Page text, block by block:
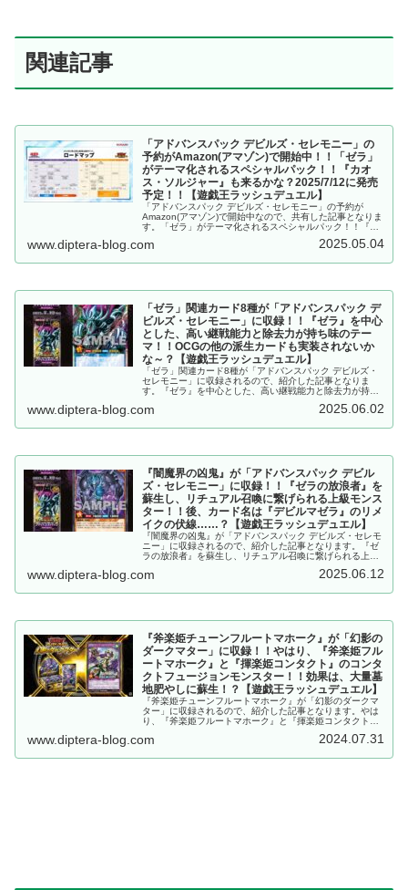
関連記事
「アドバンスパック デビルズ・セレモニー」の
予約がAmazon(アマゾン)で開始中！！「ゼラ」
がテーマ化されるスペシャルパック！！『カオ
ス・ソルジャー』も来るかな？2025/7/12に発売
予定！！【遊戯王ラッシュデュエル】
「アドバンスパック デビルズ・セレモニー」の予約が
Amazon(アマゾン)で開始中なので、共有した記事となりま
す。「ゼラ」がテーマ化されるスペシャルパック！！『カ
定！！【遊戯王ラッシュデュエル】
www.diptera-blog.com 2025.05.04
「ゼラ」関連カード8種が「アドバンスパック デ
ビルズ・セレモニー」に収録！！『ゼラ』を中心
とした、高い継戦能力と除去力が持ち味のテー
マ！！OCGの他の派生カードも実装されないか
な～？【遊戯王ラッシュデュエル】
「ゼラ」関連カード8種が「アドバンスパック デビルズ・
セレモニー」に収録されるので、紹介した記事となりま
す。『ゼラ』を中心とした、高い継戦能力と除去力が持ち
～？【遊戯王ラッシュデュエル】
www.diptera-blog.com 2025.06.02
『闇魔界の凶鬼』が「アドバンスパック デビル
ズ・セレモニー」に収録！！『ゼラの放浪者』を
蘇生し、リチュアル召喚に繋げられる上級モンス
ター！！後、カード名は『デビルマゼラ』のリメ
イクの伏線……？【遊戯王ラッシュデュエル】
『闇魔界の凶鬼』が「アドバンスパック デビルズ・セレモ
ニー」に収録されるので、紹介した記事となります。『ゼ
ラの放浪者』を蘇生し、リチュアル召喚に繋げられる上級
クの伏線……？【遊戯王ラッシュデュエル】
www.diptera-blog.com 2025.06.12
『斧楽姫チューンフルートマホーク』が「幻影の
ダークマター」に収録！！やはり、『斧楽姫フル
ートマホーク』と『揮楽姫コンタクト』のコンタ
クトフュージョンモンスター！！効果は、大量墓
地肥やしに蘇生！？【遊戯王ラッシュデュエル】
『斧楽姫チューンフルートマホーク』が「幻影のダークマ
ター」に収録されるので、紹介した記事となります。やは
り、『斧楽姫フルートマホーク』と『揮楽姫コンタクト』
地肥やしに蘇生！？【遊戯王ラッシュデュエル】
www.diptera-blog.com 2024.07.31